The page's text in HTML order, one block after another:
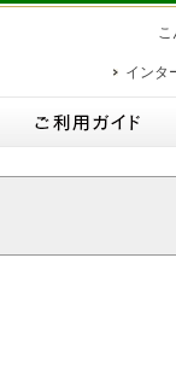
こ
インタ